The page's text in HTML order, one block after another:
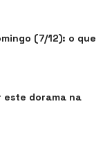
(7/12): o que
este dorama na